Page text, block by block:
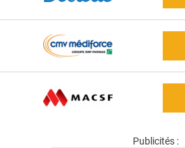
Publicités :